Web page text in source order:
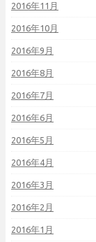
2016年11月
2016年10月
2016年9月
2016年8月
2016年7月
2016年6月
2016年5月
2016年4月
2016年3月
2016年2月
2016年1月